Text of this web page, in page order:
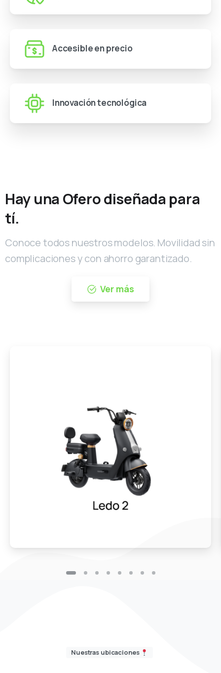
Accesible en precio
Innovación tecnológica
Hay una Oferodiseñada para
tí.
Conoce todos nuestros modelos. Movilidad sin
complicaciones y con ahorro garantizado.
Ver más
Nuestras ubicaciones